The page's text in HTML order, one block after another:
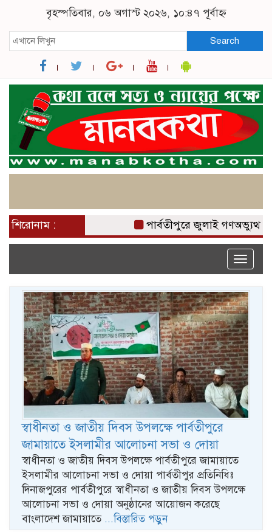
বৃহস্পতিবার, ০৬ অগাস্ট ২০২৬, ১০:৪৭ পূর্বাহ্ন
Search
শিরোনাম : পার্বতীপুরে জুলাই
Toggle
স্বাধীনতা ও জাতীয় দিবস উপলক্ষে পার্বতীপুরে
জামায়াতে ইসলামীর আলোচনা সভা ও দোয়া
স্বাধীনতা ও জাতীয় দিবস উপলক্ষে পার্বতীপুরে জামায়াতে
ইসলামীর আলোচনা সভা ও দোয়া পার্বতীপুর প্রতিনিধিঃ
দিনাজপুরের পার্বতীপুরে স্বাধীনতা ও জাতীয় দিবস উপলক্ষে
আলোচনা সভা ও দোয়া অনুষ্ঠানের আয়োজন করেছে
বাংলাদেশ জামায়াতে ...বিস্তারিত পড়ুন